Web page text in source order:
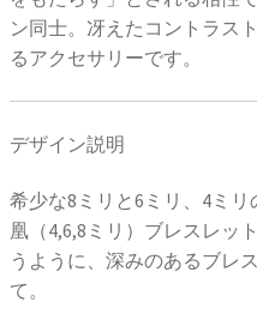
ン同士。冴えたコントラス
るアクセサリーです。
デザイン説明
希少な8ミリと6ミリ、4ミ
凰（4,6,8ミリ）ブレスレッ
うように、深みのあるブレ
て。